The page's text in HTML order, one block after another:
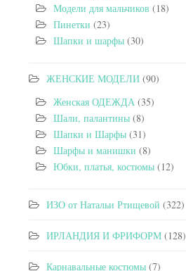
Модели для мальчиков (18)
Пинетки (23)
Шапки и шарфы (30)
ЖЕНСКИЕ МОДЕЛИ (90)
Женская ОДЕЖДА (35)
Шали, палантины (8)
Шапки и Шарфы (31)
Шарфы и манишки (8)
Юбки, платья, костюмы (12)
ИЗО от Натальи Ртищевой (322)
ИРЛАНДИЯ И ФРИФОРМ (128)
Карнавальные костюмы (7)